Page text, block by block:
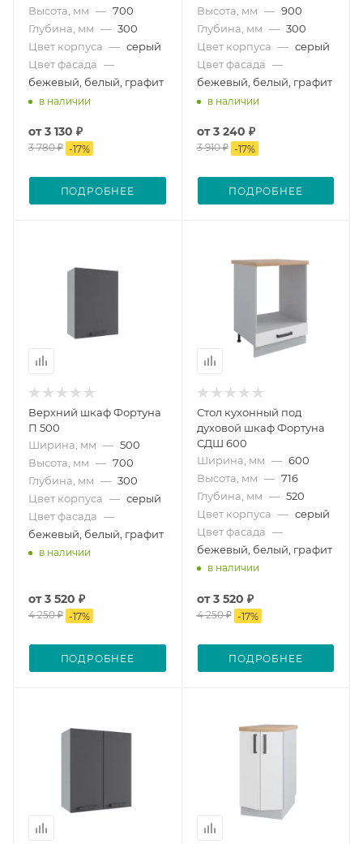
Высота, мм — 700
Глубина, мм — 300
Цвет корпуса — серый
Цвет фасада —
бежевый, белый, графит
в наличии
от3 130 ₽
3 780 ₽ -17%
ПОДРОБНЕЕ
Высота, мм — 900
Глубина, мм — 300
Цвет корпуса — серый
Цвет фасада —
бежевый, белый, графит
в наличии
от3 240 ₽
3 910 ₽ -17%
ПОДРОБНЕЕ
Верхний шкаф Фортуна
П 500
Ширина, мм — 500
Высота, мм — 700
Глубина, мм — 300
Цвет корпуса — серый
Цвет фасада —
бежевый, белый, графит
в наличии
от3 520 ₽
4 250 ₽ -17%
ПОДРОБНЕЕ
Стол кухонный под
духовой шкаф Фортуна
СДШ 600
Ширина, мм — 600
Высота, мм — 716
Глубина, мм — 520
Цвет корпуса — серый
Цвет фасада —
бежевый, белый, графит
в наличии
от3 520 ₽
4 250 ₽ -17%
ПОДРОБНЕЕ